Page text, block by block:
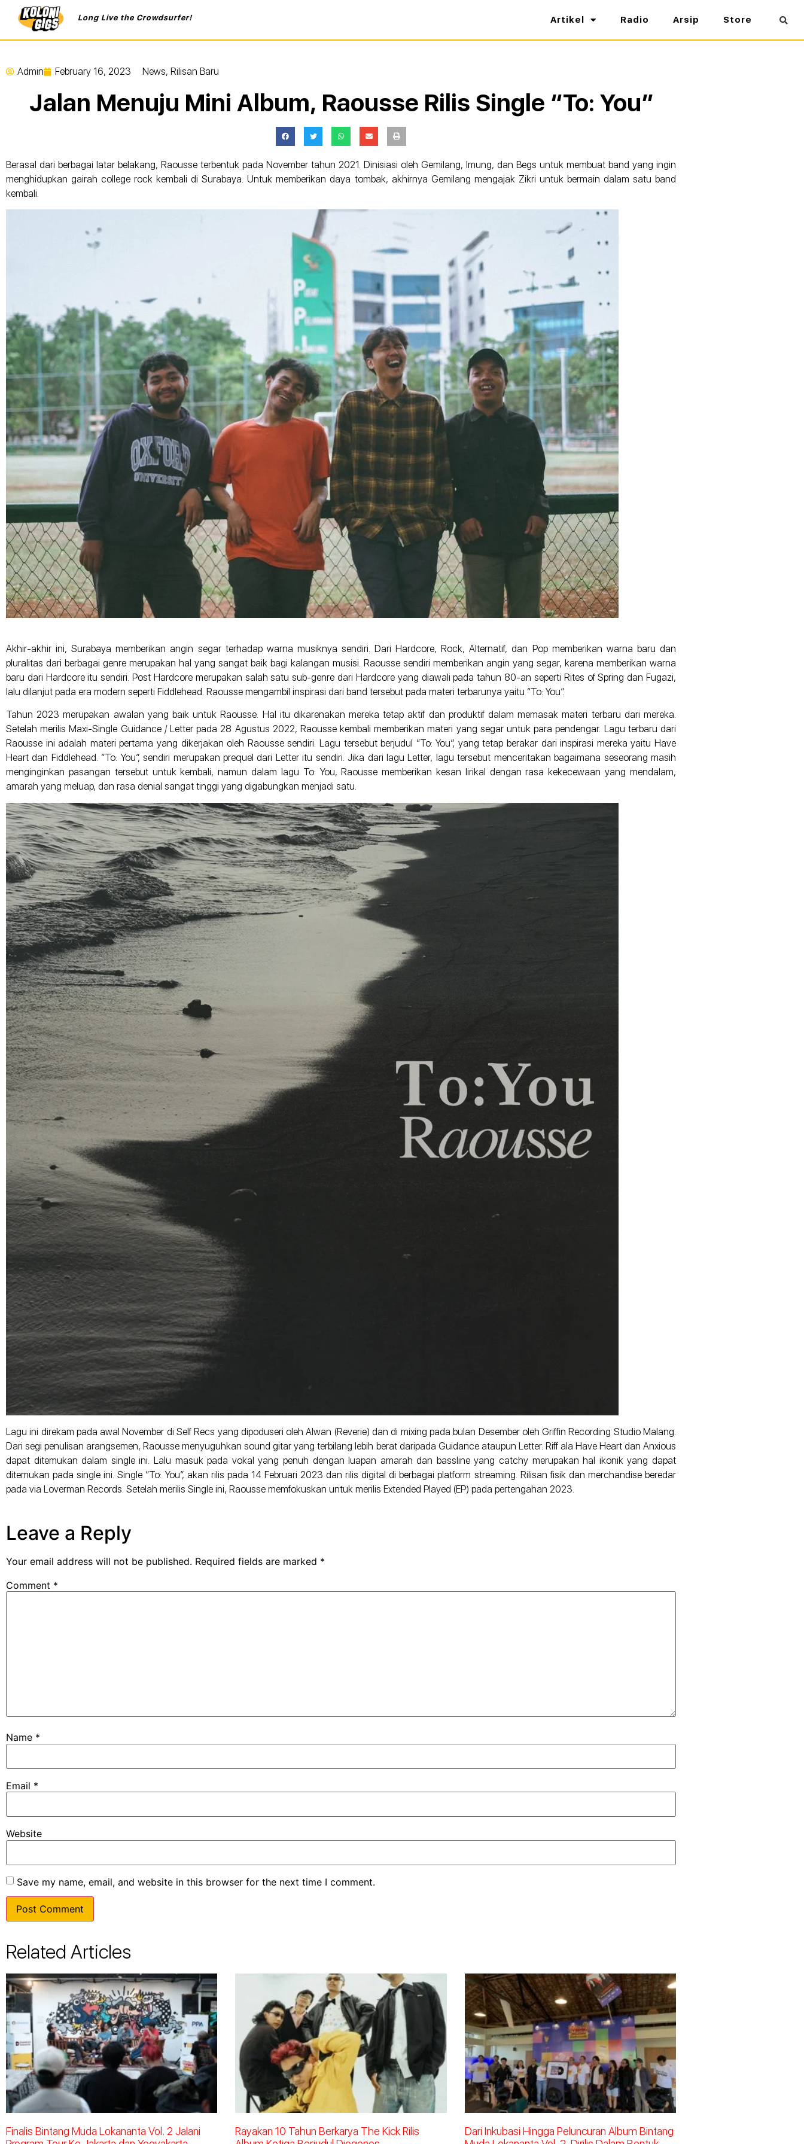
Long Live the Crowdsurfer! Artikel Radio Arsip Store
Admin February 16, 2023 News, Rilisan Baru
Jalan Menuju Mini Album, Raousse Rilis Single “To: You”
Berasal dari berbagai latar belakang, Raousse terbentuk pada November tahun 2021. Dinisiasi oleh Gemilang, Imung, dan Begs untuk membuat band yang ingin
menghidupkan gairah college rock kembali di Surabaya. Untuk memberikan daya tombak, akhirnya Gemilang mengajak Zikri untuk bermain dalam satu band
kembali.
Akhir-akhir ini, Surabaya memberikan angin segar terhadap warna musiknya sendiri. Dari Hardcore, Rock, Alternatif, dan Pop memberikan warna baru dan
pluralitas dari berbagai genre merupakan hal yang sangat baik bagi kalangan musisi. Raousse sendiri memberikan angin yang segar, karena memberikan warna
baru dari Hardcore itu sendiri. Post Hardcore merupakan salah satu sub-genre dari Hardcore yang diawali pada tahun 80-an seperti Rites of Spring dan Fugazi,
lalu dilanjut pada era modern seperti Fiddlehead. Raousse mengambil inspirasi dari band tersebut pada materi terbarunya yaitu “To: You”.
Tahun 2023 merupakan awalan yang baik untuk Raousse. Hal itu dikarenakan mereka tetap aktif dan produktif dalam memasak materi terbaru dari mereka.
Setelah merilis Maxi-Single Guidance / Letter pada 28 Agustus 2022, Raousse kembali memberikan materi yang segar untuk para pendengar. Lagu terbaru dari
Raousse ini adalah materi pertama yang dikerjakan oleh Raousse sendiri. Lagu tersebut berjudul “To: You”, yang tetap berakar dari inspirasi mereka yaitu Have
Heart dan Fiddlehead. “To: You”, sendiri merupakan prequel dari Letter itu sendiri. Jika dari lagu Letter, lagu tersebut menceritakan bagaimana seseorang masih
menginginkan pasangan tersebut untuk kembali, namun dalam lagu To: You, Raousse memberikan kesan lirikal dengan rasa kekecewaan yang mendalam,
amarah yang meluap, dan rasa denial sangat tinggi yang digabungkan menjadi satu.
Lagu ini direkam pada awal November di Self Recs yang dipoduseri oleh Alwan (Reverie) dan di mixing pada bulan Desember oleh Griffin Recording Studio Malang.
Dari segi penulisan arangsemen, Raousse menyuguhkan sound gitar yang terbilang lebih berat daripada Guidance ataupun Letter. Riff ala Have Heart dan Anxious
dapat ditemukan dalam single ini. Lalu masuk pada vokal yang penuh dengan luapan amarah dan bassline yang catchy merupakan hal ikonik yang dapat
ditemukan pada single ini. Single “To: You”, akan rilis pada 14 Februari 2023 dan rilis digital di berbagai platform streaming. Rilisan fisik dan merchandise beredar
pada via Loverman Records. Setelah merilis Single ini, Raousse memfokuskan untuk merilis Extended Played (EP) pada pertengahan 2023.
Leave a Reply
Your email address will not be published. Required fields are marked *
Comment *
Name *
Email *
Website
Save my name, email, and website in this browser for the next time I comment.
Related Articles
Finalis Bintang Muda Lokananta Vol. 2 Jalani
Rayakan 10 Tahun Berkarya The Kick Rilis
Dari Inkubasi Hingga Peluncuran Album Bintang